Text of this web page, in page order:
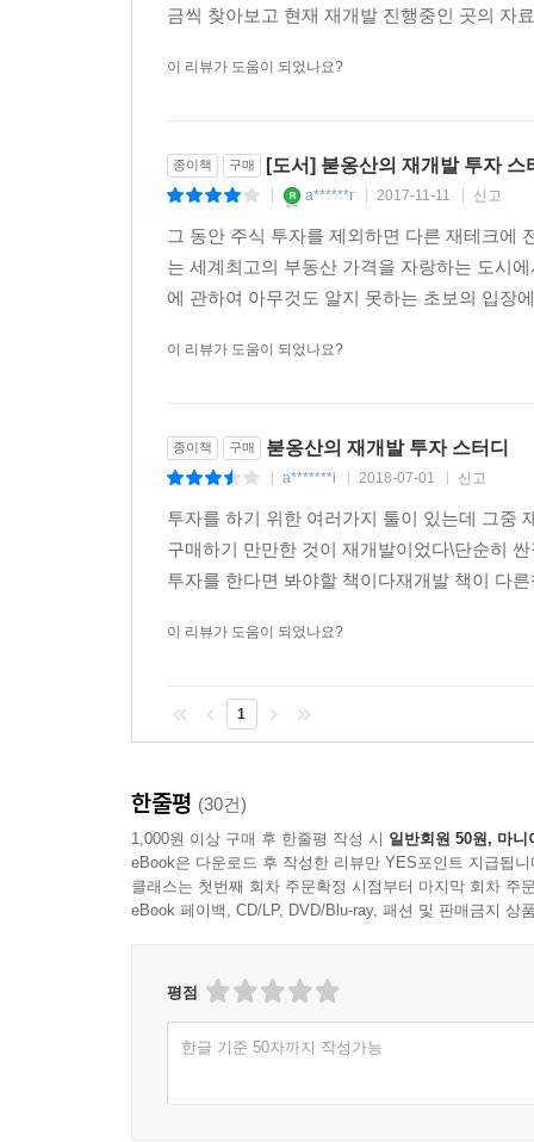
10 재개발 성적표를 받아보는 단계, 관리처분계획
12 상가 등 부대복리시설의 분양 ·264
15 주택과 조합원 입주권을 소유한 경우 1세대1주
16 주택재개발사업과 대체주택 ·280
17 이주와 철거 ·282
18 이주단계에서 주의할 점 ·285
19 생각보다 쏠쏠한 조합원 입주권 투자 ·287
Tip. 사소한 실수로 분양자격이 날아가서 물딱지가
Chapter6 재개발사업과 비례율·303
01 비례율과 무상지분율 ·304
02 지분제 사업과 도급제 사업의 가장 큰 차이점?
03 비례율을 이해해보자 ·309
04 비례율을 반영해줘야 하는 이유 ·313
06 비례율을 계산하는 이유 ·319
Before & After 흑석6구역 흑석한강센트레빌2 ·329
01 관리처분계획과 비례율의 관계 ·334
02 재개발 사업에 참여한 조합원들의 종전자산 ·336
03 재개발 조합의 총 수입 예상치 ·338
04 재개발 사업에 소요되는 총지출, 정비사업비
07 평균권리가액을 추정하여 투자금액을 예측해보
금씩 찾아보고 현재 재개발 진행중인 곳의 자
이 리뷰가 도움이 되었나요?
종이책 구매 [도서] 붇옹산의 재개발 투자 스
a******r 2017-11-11 신고
그 동안 주식 투자를 제외하면 다른 재테크에
는 세계최고의 부동산 가격을 자랑하는 도시
에 관하여 아무것도 알지 못하는 초보의 입장
이 리뷰가 도움이 되었나요?
종이책 구매 붇옹산의 재개발 투자 스터디
a*******i 2018-07-01 신고
투자를 하기 위한 여러가지 툴이 있는데 그중
구매하기 만만한 것이 재개발이었다\단순히
투자를 한다면 봐야할 책이다재개발 책이 다
이 리뷰가 도움이 되었나요?
1
한줄평 (30건)
1,000원 이상 구매 후 한줄평 작성 시 일반회원 50원, 마니
eBook은 다운로드 후 작성한 리뷰만 YES포인트 지급됩니
클래스는 첫번째 회차 주문확정 시점부터 마지막 회차 주
eBook 페이백, CD/LP, DVD/Blu-ray, 패션 및 판매금지 상
평점
한글 기준 50자까지 작성가능